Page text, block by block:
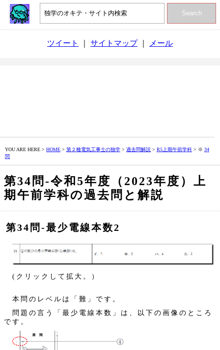
Search
ツイート サイトマップ｜ メール
YOU ARE HERE > HOME > 第２種電気工事士の独学 > 過去問解説 > R5上期午前学科 > ※ 34
問
第34問‐令和5年度（2023年度）上
期午前学科の過去問と解説
第34問‐最少電線本数2
(クリックして拡大。）
本問のレベルは「難」です。
問題の言う「最少電線本数」は、以下の画像のところ
です。